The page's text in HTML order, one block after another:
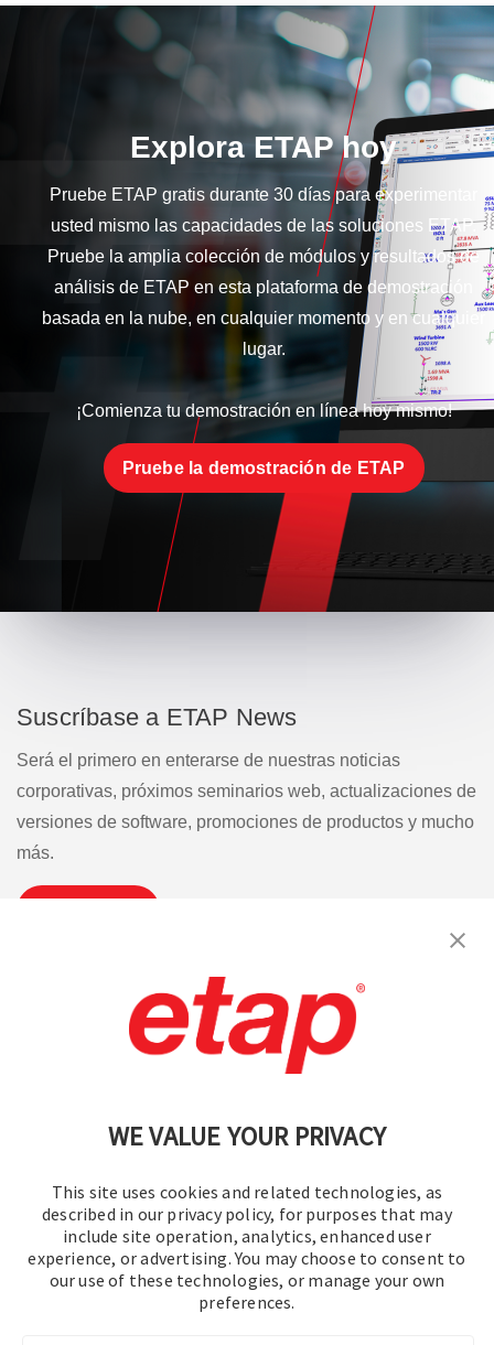
WE VALUE YOUR PRIVACY
This site uses cookies and related technologies, as
described in our privacy policy, for purposes that may
include site operation, analytics, enhanced user
experience, or advertising. You may choose to consent to
our use of these technologies, or manage your own
preferences.
Explora ETAP hoy
Pruebe ETAP gratis durante 30 días para experimentar
usted mismo las capacidades de las soluciones ETAP.
Pruebe la amplia colección de módulos y resultados de
análisis de ETAP en esta plataforma de demostración
basada en la nube, en cualquier momento y en cualquier
lugar.
¡Comienza tu demostración en línea hoy mismo!
Pruebe la demostración de ETAP
Suscríbase a ETAP News
Será el primero en enterarse de nuestras noticias
corporativas, próximos seminarios web, actualizaciones de
versiones de software, promociones de productos y mucho
más.
Contáctenos | Condiciones de uso
política de privacidad Mapa del sitio
© 2016-2026 Operation Technology, Inc.
Todos los derechos reservados.